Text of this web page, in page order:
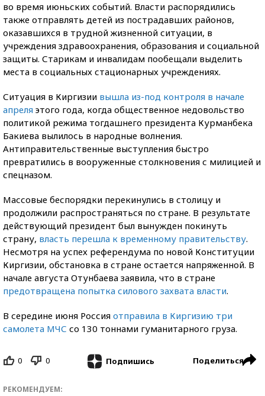
во время июньских событий. Власти распорядились
также отправлять детей из пострадавших районов,
оказавшихся в трудной жизненной ситуации, в
учреждения здравоохранения, образования и социальной
защиты. Старикам и инвалидам пообещали выделить
места в социальных стационарных учреждениях.
Ситуация в Киргизии вышла из-под контроля в начале
апреля этого года, когда общественное недовольство
политикой режима тогдашнего президента Курманбека
Бакиева вылилось в народные волнения.
Антиправительственные выступления быстро
превратились в вооруженные столкновения с милицией и
спецназом.
Массовые беспорядки перекинулись в столицу и
продолжили распространяться по стране. В результате
действующий президент был вынужден покинуть
страну, власть перешла к временному правительству.
Несмотря на успех референдума по новой Конституции
Киргизии, обстановка в стране остается напряженной. В
начале августа Отунбаева заявила, что в стране
предотвращена попытка силового захвата власти.
В середине июня Россия отправила в Киргизию три
самолета МЧС со 130 тоннами гуманитарного груза.
0 0 Подпишись Поделиться
РЕКОМЕНДУЕМ: